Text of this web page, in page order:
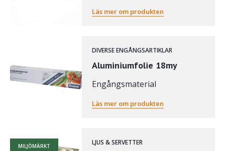
Läs mer om produkten
DIVERSE ENGÅNGSARTIKLAR
Aluminiumfolie 18my
Engångsmaterial
Läs mer om produkten
MILJÖMÄRKT LJUS & SERVETTER